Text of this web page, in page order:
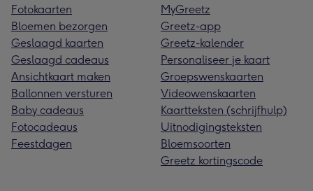
Fotokaarten
Bloemen bezorgen
Geslaagd kaarten
Geslaagd cadeaus
Ansichtkaart maken
Ballonnen versturen
Baby cadeaus
Fotocadeaus
Feestdagen
MyGreetz
Greetz-app
Greetz-kalender
Personaliseer je kaart
Groepswenskaarten
Videowenskaarten
Kaartteksten (schrijfhulp)
Uitnodigingsteksten
Bloemsoorten
Greetz kortingscode